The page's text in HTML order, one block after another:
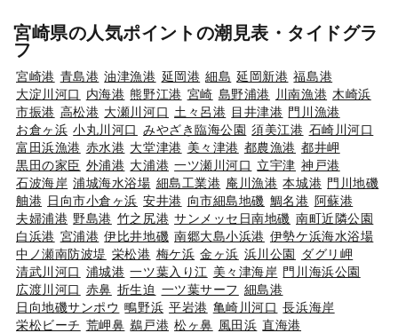
宮崎県の人気ポイントの潮見表・タイドグラ
フ
宮崎港 青島港 油津漁港 延岡港 細島 延岡新港 福島港
大淀川河口
内海港 熊野江港 宮崎 島野浦港 川南漁港 木崎浜
市振港 高松港 大瀬川河口 土々呂港 目井津港 門川漁港
お倉ヶ浜 小丸川河口 みやざき臨海公園 須美江港 石崎川河口
富田浜漁港 赤水港 大堂津港 美々津港 都農漁港 都井岬
黒田の家臣 外浦港 大浦港 一ツ瀬川河口 立宇津 神戸港
石波海岸 浦城海水浴場 細島工業港 庵川漁港 本城港 門川地磯
舳港 日向市小倉ヶ浜 安井港 向市細島地磯 鯛名港 阿蘇港
夫婦浦港 野島港 竹之尻港 サンメッセ日南地磯 南町近隣公園
白浜港 宮浦港 伊比井地磯 南郷大島小浜港 伊勢ケ浜海水浴場
中ノ瀬南防波堤 栄松港 梅ケ浜 金ヶ浜 浜川公園
ダグリ岬
清武川河口 浦城港 一ツ葉入り江 美々津海岸 門川海浜公園
広渡川河口 赤鼻 折生迫 一ツ葉サーフ 細島港
日向地磯サンポウ 鴫野浜 平岩港 亀崎川河口 長浜海岸
栄松ビーチ 荒岬鼻 鵜戸港 松ヶ鼻 風田浜 直海港